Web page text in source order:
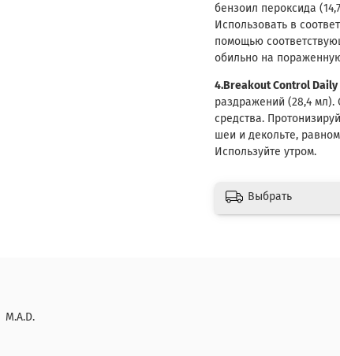
бензоил пероксида
Использовать в
помощью
обильно на
4.Breakout Control
раздражений (28,4
средства.
шеи и декольте,
Используйте утром.
Выбрать
M.A.D.